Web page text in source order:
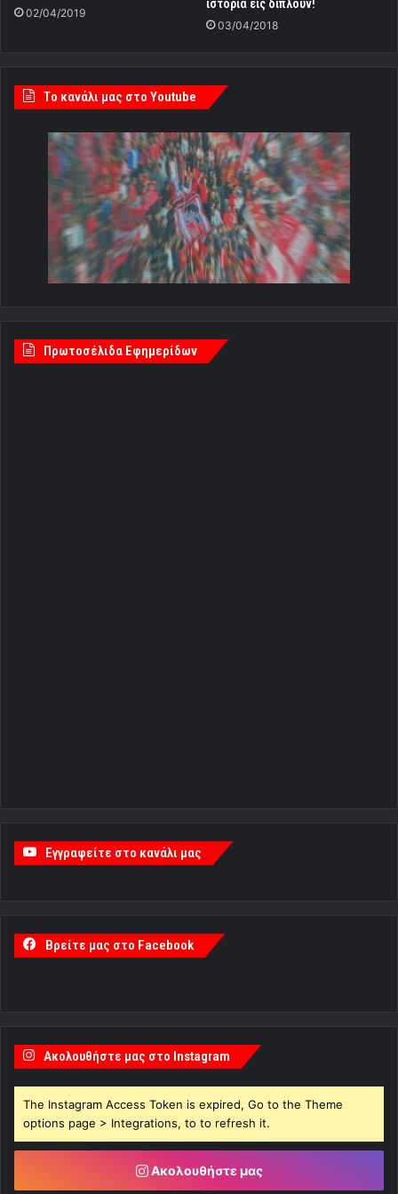
02/04/2019
ιστορία εις διπλούν!
03/04/2018
Tο κανάλι μας στο Youtube
Πρωτοσέλιδα Εφημερίδων
Εγγραφείτε στο κανάλι μας
Βρείτε μας στο Facebook
Ακολουθήστε μας στο Instagram
The Instagram Access Token is expired, Go to the Theme
options page > Integrations, to to refresh it.
Ακολουθήστε μας